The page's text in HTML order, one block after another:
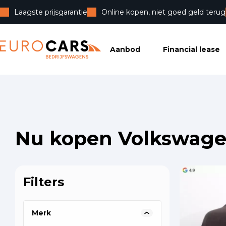
Laagste prijsgarantie Online kopen, niet goed geld terug
Aanbod
Financial lease
Nu kopen
Filters
Merk